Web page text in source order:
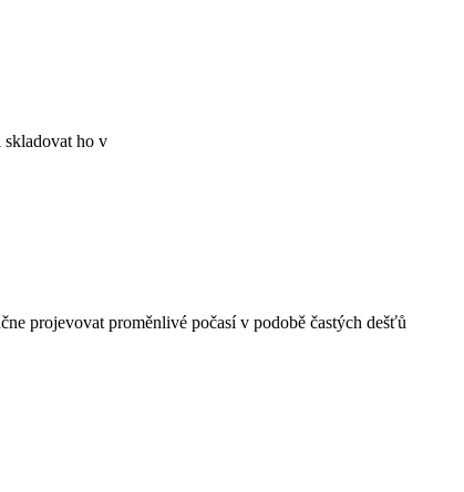
skladovat ho v
projevovat proměnlivé počasí v podobě častých dešťů